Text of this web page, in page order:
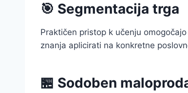
🎯 Segmentacija trga
Praktičen pristop k učenju
znanja aplicirati na konkretne
🏪 Sodoben